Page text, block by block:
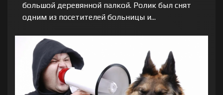
большой деревянной палкой. Ролик был снят
одним из посетителей больницы и...